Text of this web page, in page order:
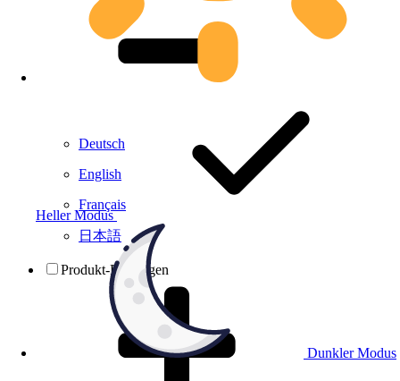
Heller Modus
Dunkler Modus
Deutsch
English
Français
日本語
Produkt-Prüfungen